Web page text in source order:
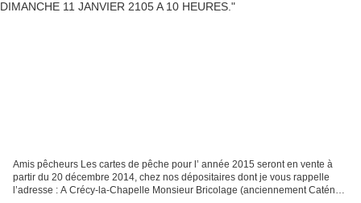
Amis pêcheurs Les cartes de pêche pour l’ année 2015 seront en vente à
partir du 20 décembre 2014, chez nos dépositaires dont je vous rappelle
l’adresse : A Crécy-la-Chapelle Monsieur Bricolage (anciennement Caténa)